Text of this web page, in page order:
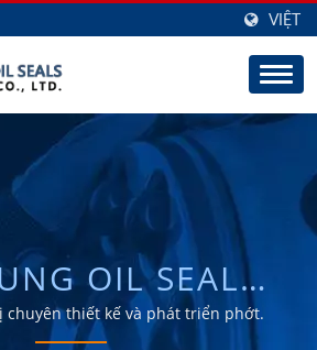
VIỆT
OIL SEALS
CO., LTD.
chuyên thiết kế và phát triển phớt.